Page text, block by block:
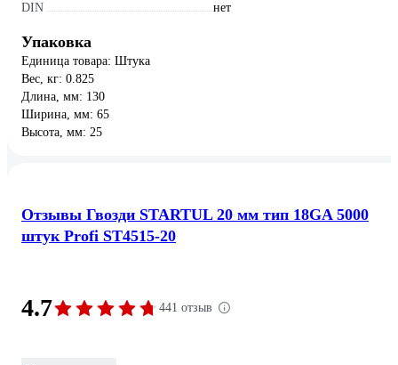
DIN
нет
Упаковка
Единица товара: Штука
Вес, кг: 0.825
Длина, мм: 130
Ширина, мм: 65
Высота, мм: 25
Отзывы Гвозди STARTUL 20 мм тип 18GA 5000
штук Profi ST4515-20
4.7 441 отзыв